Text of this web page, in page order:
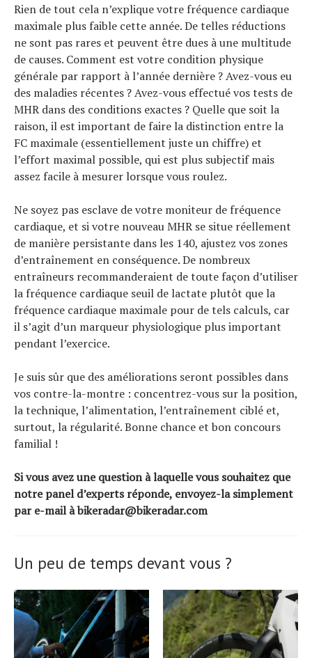
Rien de tout cela n’explique votre fréquence cardiaque
maximale plus faible cette année. De telles réductions
ne sont pas rares et peuvent être dues à une multitude
de causes. Comment est votre condition physique
générale par rapport à l’année dernière ? Avez-vous eu
des maladies récentes ? Avez-vous effectué vos tests de
MHR dans des conditions exactes ? Quelle que soit la
raison, il est important de faire la distinction entre la
FC maximale (essentiellement juste un chiffre) et
l’effort maximal possible, qui est plus subjectif mais
assez facile à mesurer lorsque vous roulez.
Ne soyez pas esclave de votre moniteur de fréquence
cardiaque, et si votre nouveau MHR se situe réellement
de manière persistante dans les 140, ajustez vos zones
d’entraînement en conséquence. De nombreux
entraîneurs recommanderaient de toute façon d’utiliser
la fréquence cardiaque seuil de lactate plutôt que la
fréquence cardiaque maximale pour de tels calculs, car
il s’agit d’un marqueur physiologique plus important
pendant l’exercice.
Je suis sûr que des améliorations seront possibles dans
vos contre-la-montre : concentrez-vous sur la position,
la technique, l’alimentation, l’entraînement ciblé et,
surtout, la régularité. Bonne chance et bon concours
familial !
Si vous avez une question à laquelle vous souhaitez que
notre panel d’experts réponde, envoyez-la simplement
par e-mail à bikeradar@bikeradar.com
Un peu de temps devant vous ?